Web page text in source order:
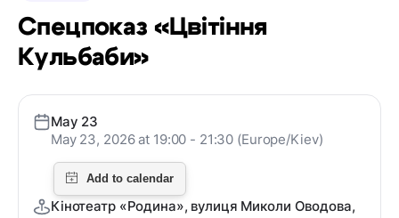
Спецпоказ «Цвітіння
Кульбаби»
May 23
May 23, 2026 at 19:00 - 21:30 (Europe/Kiev)
Кінотеатр «Родина», вулиця Миколи Оводова,